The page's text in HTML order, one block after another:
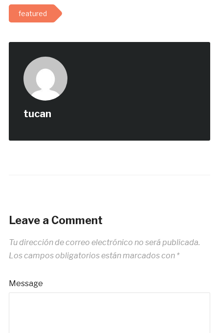
featured
tucan
Leave a Comment
Tu dirección de correo electrónico no será publicada.
Los campos obligatorios están marcados con *
Message